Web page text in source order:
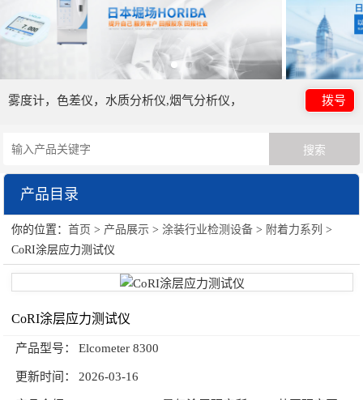
雾度计，色差仪，水质分析仪,烟气分析仪， 拨号
产品目录
涂装行业检测设备
粘度系列
附着力系列
涂膜制膜系列
你的位置：首页 > 产品展示 >涂装行业检测设备 > 附着力系列 >
CoRI涂层应力测试仪
CoRI涂层应力测试仪
产品型号： Elcometer 8300
更新时间： 2026-03-16